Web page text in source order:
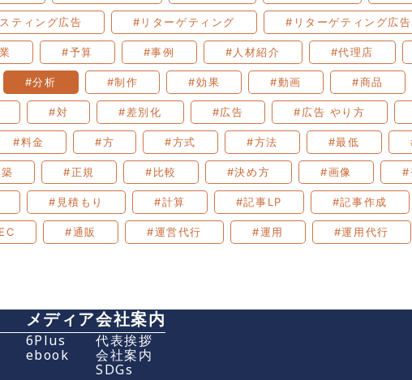
ティング広告 #リターゲティング #リターゲティング広告
#予算 #事例 #人材紹介 #代理店
#分析 #制作 #効果 #動画 #商品
#対 #差別化 #広告 #広告 やり方
#料金 #方 #方式 #方法 #最低
#正規 #比較 #決め方 #画像 #
#見積もり #計算 #記事LP #記事作成
#通販 #運営代行 #運用 #運用代行
メディア
6Plus
ebook
会社案内
代表挨拶
会社案内
SDGs